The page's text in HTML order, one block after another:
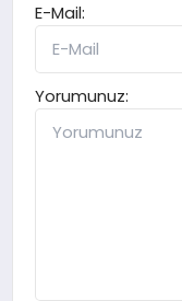
E-Mail:
Yorumunuz: